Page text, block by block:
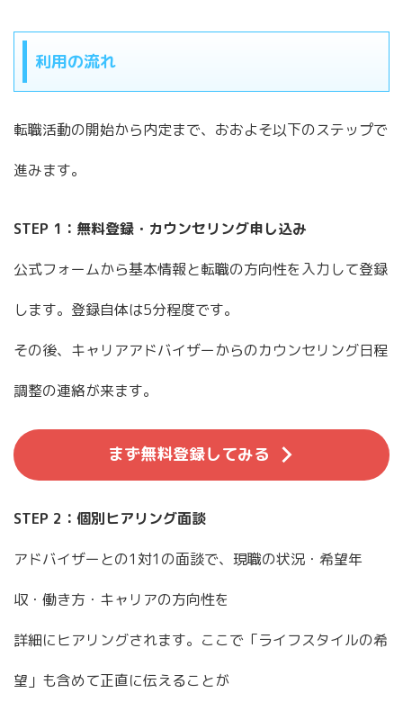
利用の流れ
転職活動の開始から内定まで、おおよそ以下のステップで
進みます。
STEP 1：無料登録・カウンセリング申し込み
公式フォームから基本情報と転職の方向性を入力して登録
します。登録自体は5分程度です。
その後、キャリアアドバイザーからのカウンセリング日程
調整の連絡が来ます。
まず無料登録してみる
STEP 2：個別ヒアリング面談
アドバイザーとの1対1の面談で、現職の状況・希望年
収・働き方・キャリアの方向性を
詳細にヒアリングされます。ここで「ライフスタイルの希
望」も含めて正直に伝えることが